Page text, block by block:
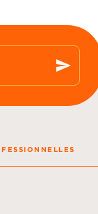
send